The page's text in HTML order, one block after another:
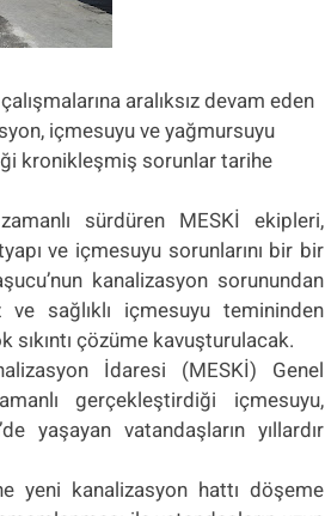
aralıksız devam eden
içmesuyu ve yağmursuyu
kronikleşmiş sorunlar tarihe
sürdüren MESKİ ekipleri,
ve içmesuyu sorunlarını bir bir
kanalizasyon sorunundan
ve sağlıklı içmesuyu temininden
sıkıntı çözüme kavuşturulacak.
İdaresi (MESKİ) Genel
gerçekleştirdiği içmesuyu,
yaşayan vatandaşların yıllardır
yeni kanalizasyon hattı döşeme